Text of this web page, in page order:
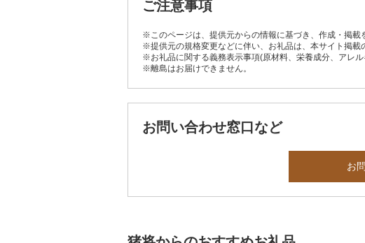
ご注意事項
※このページは、提供元からの情報に基づき、作成・掲載
※提供元の規格変更などに伴い、お礼品は、本サイト掲載
※お礼品に関する義務表示事項(原材料、栄養成分、アレ
※離島はお届けできません。
お問い合わせ窓口など
お